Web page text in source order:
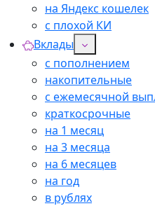
на Яндекс кошелек
с плохой КИ
Вклады
с пополнением
накопительные
с ежемесячной
краткосрочные
на 1 месяц
на 3 месяца
на 6 месяцев
на год
в рублях